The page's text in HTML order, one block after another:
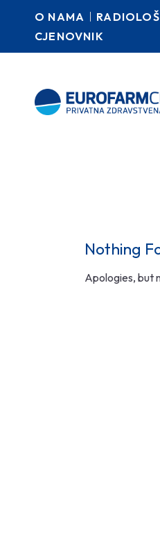
O NAMA
CJENOVNIK
Nothing
Apologies, but